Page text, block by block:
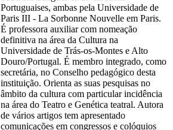
Portuguaises, ambas pela Universidade de
Paris III - La Sorbonne Nouvelle em Paris.
É professora auxiliar com nomeação
definitiva na área da Cultura na
Universidade de Trás-os-Montes e Alto
Douro/Portugal. É membro integrado, como
secretária, no Conselho pedagógico desta
instituição. Orienta as suas pesquisas no
âmbito da cultura com particular incidência
na área do Teatro e Genética teatral. Autora
de vários artigos tem apresentado
comunicações em congressos e colóquios